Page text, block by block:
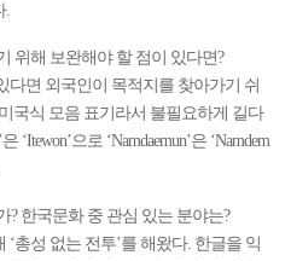
.
위해 보완해야 할 점이 있다면?
다면 외국인이 목적지를 찾아가기 쉬
국식 모음 표기라서 불필요하게 길다
‘Itewon’으로 ‘Namdaemun’은 ‘Namdem
? 한국문화 중 관심 있는 분야는?
총성 없는 전투’를 해왔다. 한글을 익